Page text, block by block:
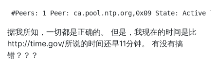
#Peers: 1 Peer: ca.pool.ntp.org,0x09 State: Active
据我所知，一切都是正确的。 但是，我现在的时间是比
http://time.gov/所说的时间还早11分钟。 有没有搞
错？？？